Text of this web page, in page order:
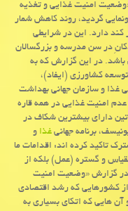
امنیت غذایی و تغذیه
گردید، روند كاهش شمار
كند دارد. این در شرایطی
در سن مدرسه و بزرگسالان
در این گزارش كه به
كشاورزی (ایفاد)،
غذا و سازمان جهانی بهداشت
امنیت غذایی در همه قاره
دارای بیشترین شكاف در
برنامه جهانیغذاو
تاكید كرده اند: اقدامات ما
و گستره (عمل) بلكه از
در گزارش «وضعیت امنیت
كشورهایی كه رشد اقتصادی
هایی كه اتكای بسیاری به